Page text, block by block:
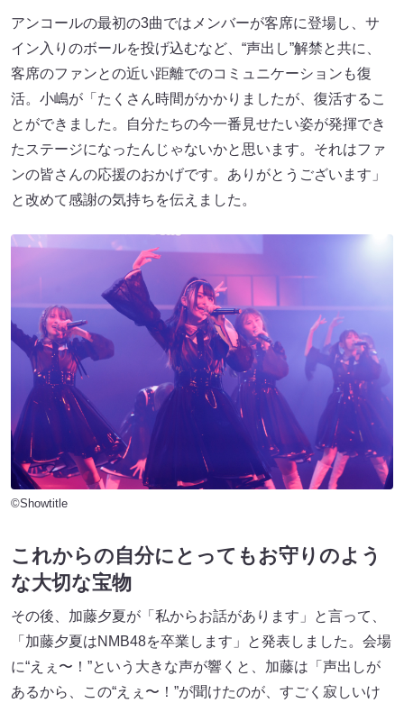
アンコールの最初の3曲ではメンバーが客席に登場し、サ
イン入りのボールを投げ込むなど、“声出し”解禁と共に、
客席のファンとの近い距離でのコミュニケーションも復
活。小嶋が「たくさん時間がかかりましたが、復活するこ
とができました。自分たちの今一番見せたい姿が発揮でき
たステージになったんじゃないかと思います。それはファ
ンの皆さんの応援のおかげです。ありがとうございます」
と改めて感謝の気持ちを伝えました。
©Showtitle
これからの自分にとってもお守りのよう
な大切な宝物
その後、加藤夕夏が「私からお話があります」と言って、
「加藤夕夏はNMB48を卒業します」と発表しました。会場
に“えぇ〜！”という大きな声が響くと、加藤は「声出しが
あるから、この“えぇ〜！”が聞けたのが、すごく寂しいけ